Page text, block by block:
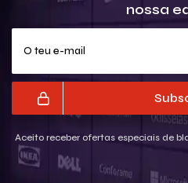
nossa
Aceito receber ofertas especiais de